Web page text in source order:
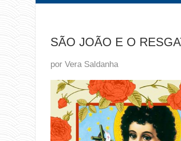
SÃO JOÃO E O
por Vera Saldanha